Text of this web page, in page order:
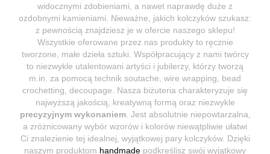
widocznymi zdobieniami, a nawet naprawdę duże z
ozdobnymi kamieniami. Nieważne, jakich kolczyków szukasz:
z pewnością znajdziesz je w ofercie naszego sklepu!
Wszystkie oferowane przez nas produkty to ręcznie
tworzone, małe dzieła sztuki. Współpracujący z nami twórcy
to niezwykle utalentowani artyści i jubilerzy, którzy tworzą
m.in. za pomocą technik soutache, wire wrapping, bead
crochetting, decoupage. Nasza biżuteria charakteryzuje się
najwyższą jakością, kreatywną formą oraz niezwykle
precyzyjnym wykonaniem. Jest absolutnie niepowtarzalna,
a zróżnicowany wybór wzorów i kolorów niewątpliwie ułatwi
Ci znalezienie tej idealnej, wyjątkowej pary kolczyków. Dzięki
naszym produktom handmade podkreślisz swój wyjątkowy